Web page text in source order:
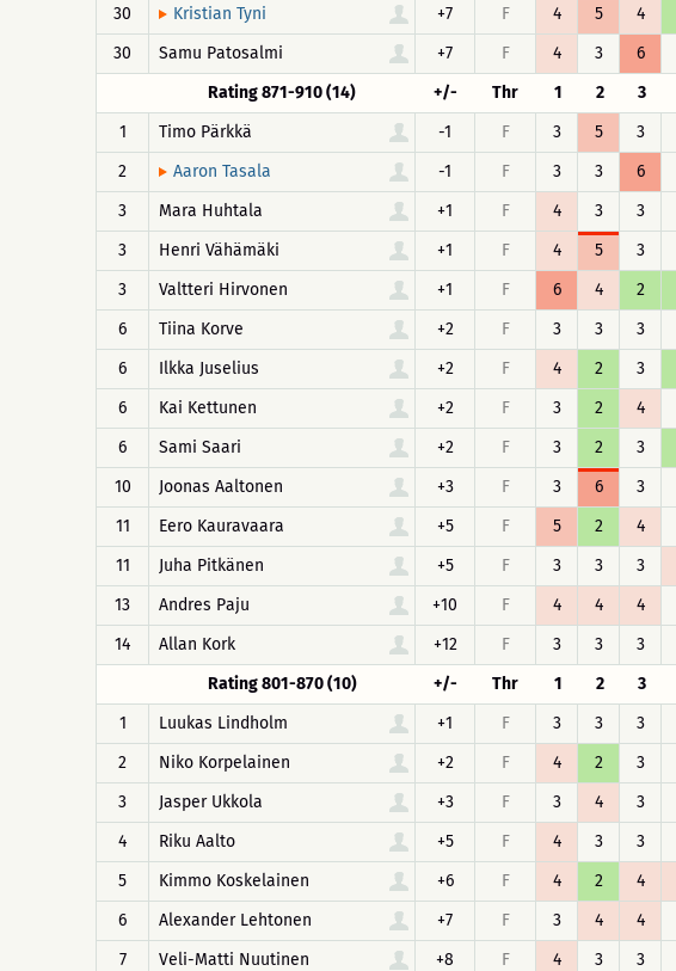
30
Kristian Tyni +7 F 4 5 4
30
Samu Patosalmi +7 F 4 3 6
Rating 871-910 (14)
+/- Thr 1 2 3
1
Timo Pärkkä -1 F 3 5 3
2
Aaron Tasala -1 F 3 3 6
3
Mara Huhtala +1 F 4 3 3
3
Henri Vähämäki +1 F 4 5 3
3
Valtteri Hirvonen +1 F 6 4 2
6
Tiina Korve +2 F 3 3 3
6
Ilkka Juselius +2 F 4 2 3
6
Kai Kettunen +2 F 3 2 4
6
Sami Saari +2 F 3 2 3
10
Joonas Aaltonen +3 F 3 6 3
11
Eero Kauravaara +5 F 5 2 4
11
Juha Pitkänen +5 F 3 3 3
13
Andres Paju +10 F 4 4 4
14
Allan Kork +12 F 3 3 3
Rating 801-870 (10)
+/- Thr 1 2 3
1
Luukas Lindholm +1 F 3 3 3
2
Niko Korpelainen +2 F 4 2 3
3
Jasper Ukkola +3 F 3 4 3
4
Riku Aalto +5 F 4 3 3
5
Kimmo Koskelainen +6 F 4 2 4
6
Alexander Lehtonen +7 F 3 4 4
7
Veli-Matti Nuutinen +8 F 4 3 3